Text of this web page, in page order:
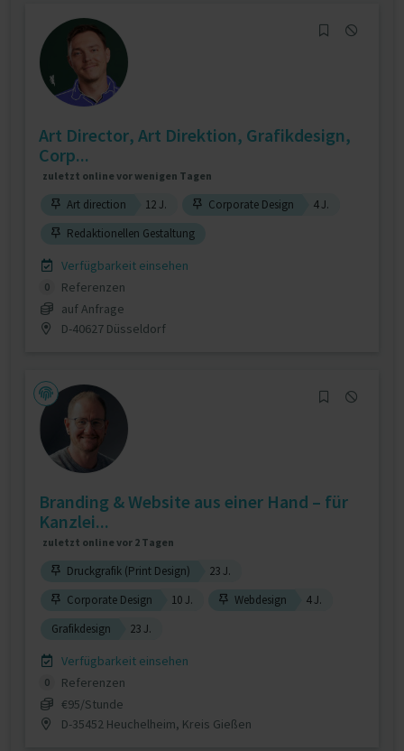
Art Director, Art Direktion, Grafikdesign,
Corp...
zuletzt online vor wenigen Tagen
Art direction 12 J. Corporate Design
4 J.
Redaktionellen Gestaltung
Verfügbarkeit einsehen
0
Referenzen
auf Anfrage
D-40627 Düsseldorf
Branding & Website aus einer Hand – für
Kanzlei...
zuletzt online vor 2 Tagen
Druckgrafik (Print Design)
23 J.
Corporate Design
10 J. Webdesign
4 J.
Grafikdesign
23 J.
Verfügbarkeit einsehen
0
Referenzen
€95/Stunde
D-35452 Heuchelheim, Kreis Gießen